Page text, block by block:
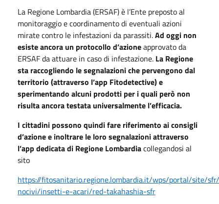
La Regione Lombardia (ERSAF) è l’Ente preposto al
monitoraggio e coordinamento di eventuali azioni
mirate contro le infestazioni da parassiti.Ad oggi non
esiste ancora un protocollo d’azioneapprovato da
ERSAF da attuare in caso di infestazione. La Regione
sta raccogliendo le segnalazioni che pervengono dal
territorio (attraverso l’app Fitodetective) e
sperimentando alcuni prodotti per i quali però non
risulta ancora testata universalmente l’efficacia.
I cittadini possono quindi fare riferimento ai consigli
d’azione e inoltrare le loro segnalazioni attraverso
l’app dedicata di Regione Lombardiacollegandosi al
sito
https://fitosanitario.regione.lombardia.it/wps/portal/site/
nocivi/insetti-e-acari/red-takahashia-sfr